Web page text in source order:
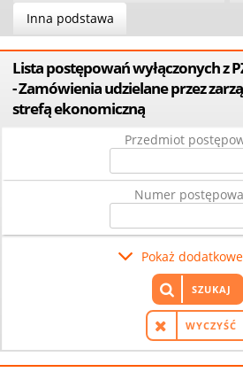
Inna podstawa
Lista postępowań wyłączonych z
- Zamówienia udzielane przez
strefą ekonomiczną
Przedmiot
Numer
Pokaż
WYCZYŚĆ
SZUKAJ